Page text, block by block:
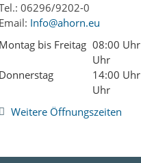
06296/9202-0
Email: Info@ahorn.eu
Montag bis Freitag 08:00
Uhr
Donnerstag
14:00
Uhr
Weitere Öffnungszeiten